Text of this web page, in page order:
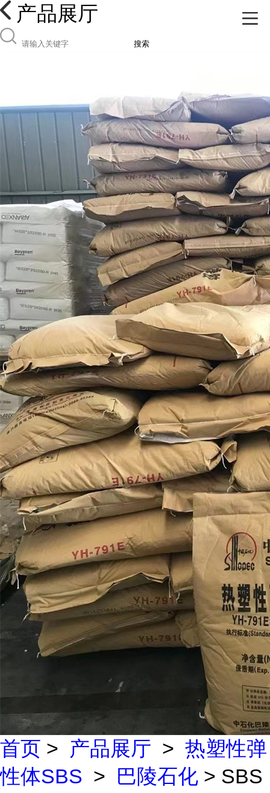
产品展厅
搜索
首页 > 产品展厅 > 热塑性弹
性体SBS > 巴陵石化 > SBS